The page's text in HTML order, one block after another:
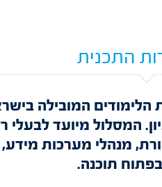
התכנית
מנהלי מערכות
תוכנה.